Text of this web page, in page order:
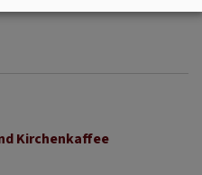
Kirchenkaffee